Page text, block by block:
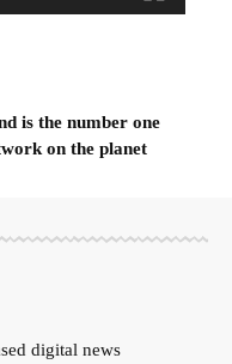
is the number one
on the planet
digital news